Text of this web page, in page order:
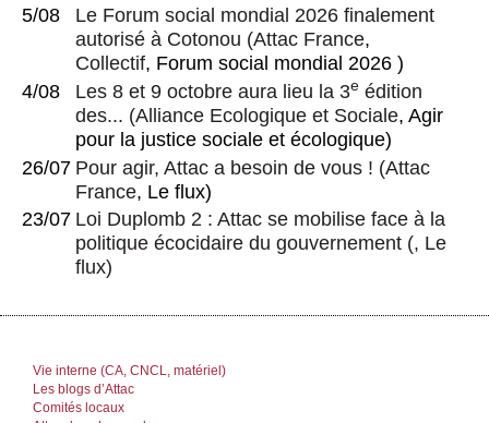
5/08
Le Forum social mondial 2026 finalement
autorisé à Cotonou (Attac France,
Collectif, Forum social mondial 2026 )
4/08
Les 8 et 9 octobre aura lieu la 3e édition
des... (Alliance Ecologique et Sociale, Agir
pour la justice sociale et écologique)
26/07 Pour agir, Attac a besoin de vous ! (Attac
France, Le flux)
23/07 Loi Duplomb 2 : Attac se mobilise face à la
politique écocidaire du gouvernement (, Le
flux)
Vie interne (CA, CNCL, matériel)
Les blogs d’Attac
Comités locaux